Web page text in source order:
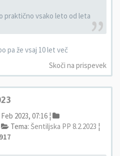
praktično vsako leto od leta
pa že vsaj 10 let več
Skoči na prispevek
2023, 07:16 ¦
Tema: Šentiljska PP 8.2.2023 ¦